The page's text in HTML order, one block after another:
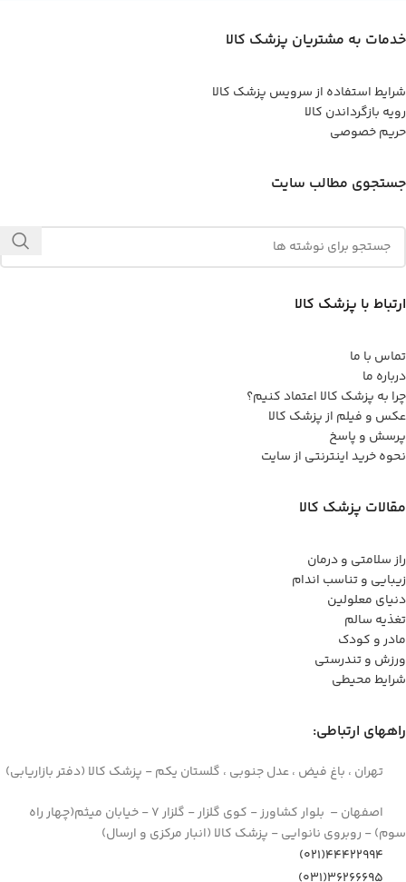
خدمات به مشتریان پزشک کالا
شرایط استفاده از سرویس پزشک کالا
رویه بازگرداندن کالا
حریم خصوصی
جستجوی مطالب سایت
ارتباط با پزشک کالا
تماس با ما
درباره ما
چرا به پزشک کالا اعتماد کنیم؟
عکس و فیلم از پزشک کالا
پرسش و پاسخ
نحوه خرید اینترنتی از سایت
مقالات پزشک کالا
راز سلامتی و درمان
زیبایی و تناسب اندام
دنیای معلولین
تغذیه سالم
مادر و کودک
ورزش و تندرستی
شرایط محیطی
راههای ارتباطی:
تهران ، باغ فیض ، عدل جنوبی ، گلستان یکم - پزشک کالا (دفتر بازاریابی)
اصفهان – بلوار کشاورز - کوی گلزار - گلزار 7 - خیابان میثم(چهار راه
سوم) - روبروی نانوایی - پزشک کالا (انبار مرکزی و ارسال)
44422994(021)